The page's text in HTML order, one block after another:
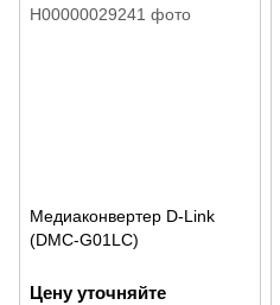
Медиаконвертер D-Link
(DMC-G01LC)
Цену уточняйте